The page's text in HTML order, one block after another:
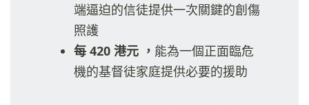
端逼迫的信徒提供一次關鍵的創傷
照護
每 420 港元 ， 能為一個正面臨危
機的基督徒家庭提供必要的援助